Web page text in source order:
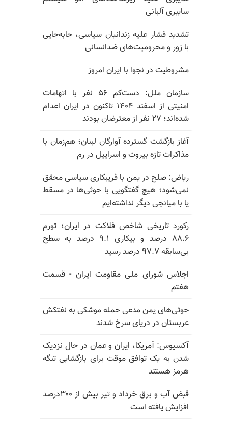
سایبری آلبانی
تشدید فشار علیه زندانیان سیاسی، جابه‌جایی
با زور و محرومیت‌های ضدانسانی
مشروطیت در نجوا با ایران امروز
سازمان ملل: دست‌کم ۵۶ نفر با اتهامات
امنیتی از اسفند ۱۴۰۴ تاکنون در ایران اعدام
شده‌اند؛ ۲۷ نفر از معترضان بودند
آغاز بازگشت گسترده آوارگان لبنان؛ هم‌زمان با
مذاکرات تازه بیروت و اسراییل در رم
ریاض: صلح در یمن با فریبکاری سیاسی محقق
نمی‌شود؛ هیچ گفتگویی با حوثی‌ها در مسقط
یا با میانجی دیگر نداشته‌ایم
رکورد تاریخی شاخص فلاکت در ایران؛ تورم
۸۸.۶ درصد و بیکاری ۹.۱ درصد به سطح
بی‌سابقه ۹۷.۷ درصد رسید
اجلاس شورای ملی مقاومت ایران - قسمت
هفتم
حوثی‌های یمن مدعی حمله موشکی به نفتکش
عربستان در دریای سرخ شدند
آکسیوس: آمریکا، ایران و عمان در حال نزدیک
شدن به یک توافق موقت برای بازگشایی تنگه
هرمز هستند
قبض آب و برق خرداد و تیر بیش از ۳۰۰درصد
افزایش یافته است